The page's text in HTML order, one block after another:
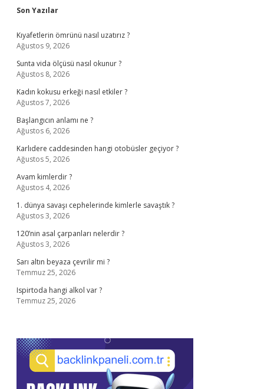
Sidebar
Son Yazılar
Kıyafetlerin ömrünü nasıl uzatırız ?
Ağustos 9, 2026
Sunta vida ölçüsü nasıl okunur ?
Ağustos 8, 2026
Kadın kokusu erkeği nasıl etkiler ?
Ağustos 7, 2026
Başlangıcın anlamı ne ?
Ağustos 6, 2026
Karlıdere caddesinden hangi otobüsler geçiyor ?
Ağustos 5, 2026
Avam kimlerdir ?
Ağustos 4, 2026
1. dünya savaşı cephelerinde kimlerle savaştık ?
Ağustos 3, 2026
120’nin asal çarpanları nelerdir ?
Ağustos 3, 2026
Sarı altın beyaza çevrilir mi ?
Temmuz 25, 2026
Ispirtoda hangi alkol var ?
Temmuz 25, 2026